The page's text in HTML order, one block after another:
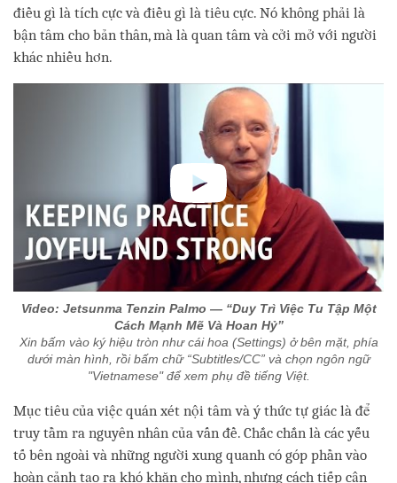
điều gì là tích cực và điều gì là tiêu cực. Nó không phải là
bận tâm cho bản thân, mà là quan tâm và cởi mở với người
khác nhiều hơn.
Video: Jetsunma Tenzin Palmo — “Duy Trì Việc Tu Tập Một
Cách Mạnh Mẽ Và Hoan Hỷ”
Xin bấm vào ký hiệu tròn như cái hoa (Settings) ở bên mặt, phía
dưới màn hình, rồi bấm chữ “Subtitles/CC” và chọn ngôn ngữ
"Vietnamese" để xem phụ đề tiếng Việt.
Mục tiêu của việc quán xét nội tâm và ý thức tự giác là để
truy tầm ra nguyên nhân của vấn đề. Chắc chắn là các yếu
tố bên ngoài và những người xung quanh có góp phần vào
hoàn cảnh tạo ra khó khăn cho mình, nhưng cách tiếp cận